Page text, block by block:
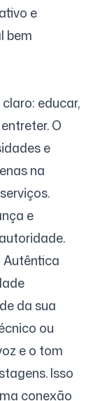
e
bem
educar,
O
e
na
e
Autêntica
da sua
ou
e o tom
Isso
conexão